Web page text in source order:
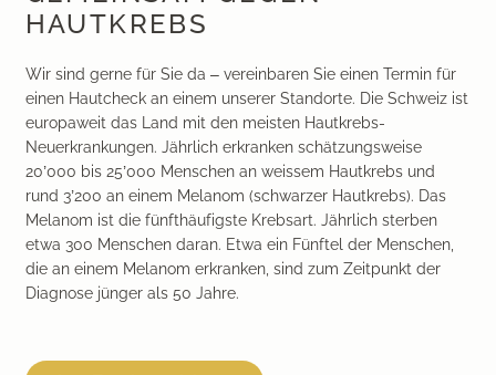
HAUTKREBS
Wir sind gerne für Sie da – vereinbaren Sie einen Termin für
einen Hautcheck an einem unserer Standorte. Die Schweiz ist
europaweit das Land mit den meisten Hautkrebs-
Neuerkrankungen. Jährlich erkranken schätzungsweise
20’000 bis 25’000 Menschen an weissem Hautkrebs und
rund 3’200 an einem Melanom (schwarzer Hautkrebs). Das
Melanom ist die fünfthäufigste Krebsart. Jährlich sterben
etwa 300 Menschen daran. Etwa ein Fünftel der Menschen,
die an einem Melanom erkranken, sind zum Zeitpunkt der
Diagnose jünger als 50 Jahre.